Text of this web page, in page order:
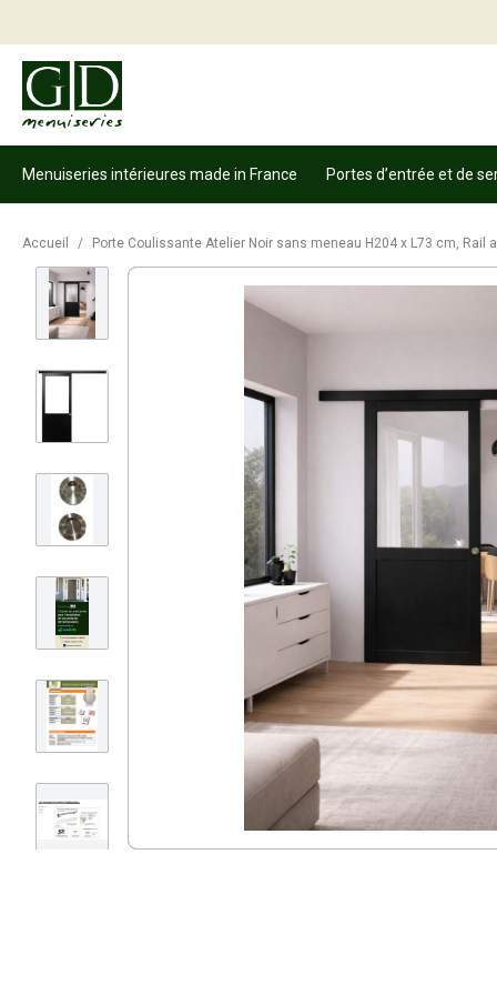
Menuiseries intérieures made in France Portes d’entrée et de
Accueil / Porte Coulissante Atelier Noir sans meneau H204 x L73 cm, Rail